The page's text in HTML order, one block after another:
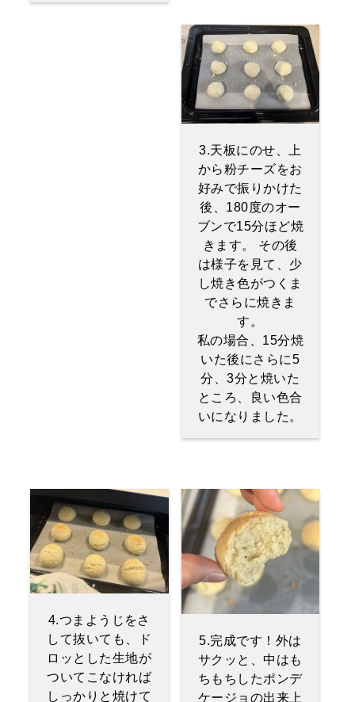
3.天板にのせ、上
から粉チーズをお
好みで振りかけた
後、180度のオー
ブンで15分ほど焼
きます。 その後
は様子を見て、少
し焼き色がつくま
でさらに焼きま
す。
私の場合、15分焼
いた後にさらに5
分、3分と焼いた
ところ、良い色合
いになりました。
4.つまようじをさ
して抜いても、ド
ロッとした生地が
ついてこなければ
しっかりと焼けて
5.完成です！外は
サクッと、中はも
ちもちしたポンデ
ケージョの出来上